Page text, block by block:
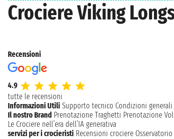
Crociere Viking
Recensioni
4.9
tutte le recensioni
Informazioni Utili Supporto tecnico Condizioni generali
Il nostro Brand Prenotazione Traghetti Prenotazione
Le Crociere nell’era dell’IA generativa
servizi per i crocieristi Recensioni crociere